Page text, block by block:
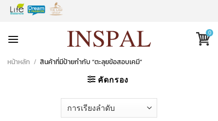
Skip
0
หน้าหลัก / สินค้าที่มีป้ายกำกับ “ตะลุยข้อสอบเคมี”
คัดกรอง